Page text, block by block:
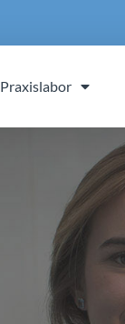
Praxislabor